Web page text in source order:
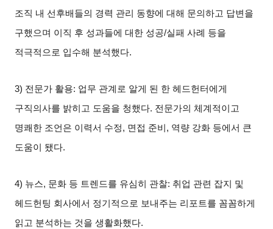
조직 내 선후배들의 경력 관리 동향에 대해 문의하고 답변을
구했으며 이직 후 성과들에 대한 성공/실패 사례 등을
적극적으로 입수해 분석했다.
3) 전문가 활용: 업무 관계로 알게 된 한 헤드헌터에게
구직의사를 밝히고 도움을 청했다. 전문가의 체계적이고
명쾌한 조언은 이력서 수정, 면접 준비 , 역량 강화 등에서 큰
도움이 됐다.
4) 뉴스, 문화 등 트렌드를 유심히 관찰: 취업 관련 잡지 및
헤드헌팅 회사에서 정기적으로 보내주는 리포트를 꼼꼼하게
읽고 분석하는 것을 생활화했다.